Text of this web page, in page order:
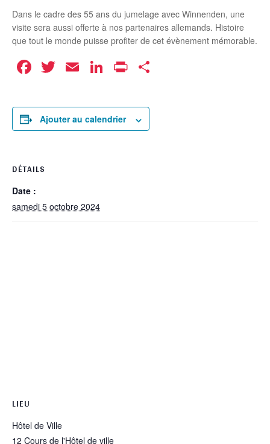
Dans le cadre des 55 ans du jumelage avec Winnenden, une
visite sera aussi offerte à nos partenaires allemands. Histoire
que tout le monde puisse profiter de cet évènement mémorable.
Facebook
Twitter
EmailLinkedIn
Print
Ajouter au calendrier
DÉTAILS
Date :
samedi 5 octobre 2024
LIEU
Hôtel de Ville
12 Cours de l'Hôtel de ville